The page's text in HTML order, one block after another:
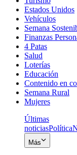
Estados Unidos
Vehículos
Semana
Finanzas
4 Patas
Salud
Loterías
Educación
Contenido en
Semana Rural
Mujeres
Últimas
noticiasPolítica
Más